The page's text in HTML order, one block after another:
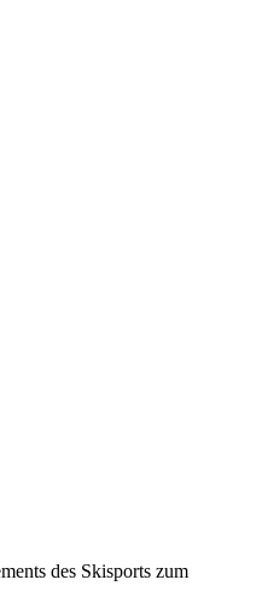
des Skisports zum